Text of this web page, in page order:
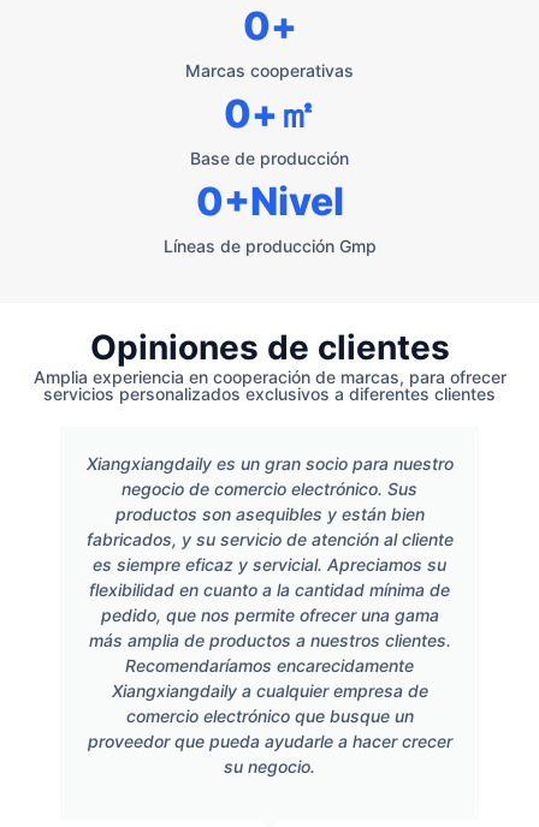
Marcas cooperativas
0+
Base de producción
0+㎡
Líneas de producción Gmp
0+Nivel
Opiniones de clientes
Amplia experiencia en cooperación de marcas, para ofrecer
servicios personalizados exclusivos a diferentes clientes
Xiangxiangdaily es un gran socio para nuestro
negocio de comercio electrónico. Sus
productos son asequibles y están bien
fabricados, y su servicio de atención al cliente
es siempre eficaz y servicial. Apreciamos su
flexibilidad en cuanto a la cantidad mínima de
pedido, que nos permite ofrecer una gama
más amplia de productos a nuestros clientes.
Recomendaríamos encarecidamente
Xiangxiangdaily a cualquier empresa de
comercio electrónico que busque un
proveedor que pueda ayudarle a hacer crecer
su negocio.